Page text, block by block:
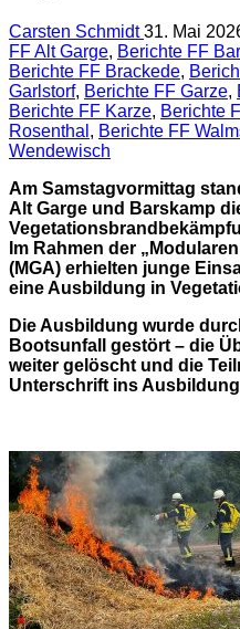
Carsten Schmidt31. Mai
FF Alt Garge, Berichte FF
Berichte FF Brackede,
Garlstorf, Berichte FF Garze,
Berichte FF Karze, Berichte
Rosenthal , Berichte FF
Wendewisch
Am Samstagvormittag
Alt Garge und Barskamp
Im Rahmen der
(MGA) erhielten junge
eine Ausbildung in
Die Ausbildung wurde
Bootsunfall gestört – die
weiter gelöscht und die
Unterschrift ins